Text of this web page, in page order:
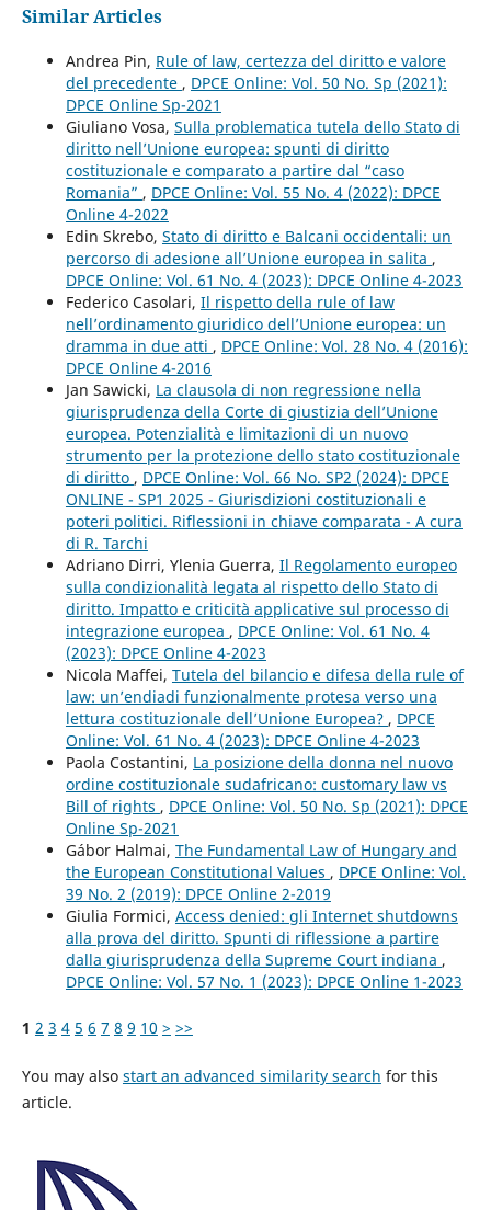
Similar Articles
Andrea Pin, Rule of law, certezza del diritto e valore
del precedente , DPCE Online: Vol. 50 No. Sp (2021):
DPCE Online Sp-2021
Giuliano Vosa, Sulla problematica tutela dello Stato di
diritto nell’Unione europea: spunti di diritto
costituzionale e comparato a partire dal “caso
Romania” , DPCE Online: Vol. 55 No. 4 (2022): DPCE
Online 4-2022
Edin Skrebo, Stato di diritto e Balcani occidentali: un
percorso di adesione all’Unione europea in salita ,
DPCE Online: Vol. 61 No. 4 (2023): DPCE Online 4-2023
Federico Casolari, Il rispetto della rule of law
nell’ordinamento giuridico dell’Unione europea: un
dramma in due atti , DPCE Online: Vol. 28 No. 4 (2016):
DPCE Online 4-2016
Jan Sawicki, La clausola di non regressione nella
giurisprudenza della Corte di giustizia dell’Unione
europea. Potenzialità e limitazioni di un nuovo
strumento per la protezione dello stato costituzionale
di diritto , DPCE Online: Vol. 66 No. SP2 (2024): DPCE
ONLINE - SP1 2025 - Giurisdizioni costituzionali e
poteri politici. Riflessioni in chiave comparata - A cura
di R. Tarchi
Adriano Dirri, Ylenia Guerra, Il Regolamento europeo
sulla condizionalità legata al rispetto dello Stato di
diritto. Impatto e criticità applicative sul processo di
integrazione europea , DPCE Online: Vol. 61 No. 4
(2023): DPCE Online 4-2023
Nicola Maffei, Tutela del bilancio e difesa della rule of
law: un’endiadi funzionalmente protesa verso una
lettura costituzionale dell’Unione Europea? , DPCE
Online: Vol. 61 No. 4 (2023): DPCE Online 4-2023
Paola Costantini, La posizione della donna nel nuovo
ordine costituzionale sudafricano: customary law vs
Bill of rights , DPCE Online: Vol. 50 No. Sp (2021): DPCE
Online Sp-2021
Gábor Halmai, The Fundamental Law of Hungary and
the European Constitutional Values , DPCE Online: Vol.
39 No. 2 (2019): DPCE Online 2-2019
Giulia Formici, Access denied: gli Internet shutdowns
alla prova del diritto. Spunti di riflessione a partire
dalla giurisprudenza della Supreme Court indiana ,
DPCE Online: Vol. 57 No. 1 (2023): DPCE Online 1-2023
1 2 3 4 5 6 7 8 9 10 > >>
You may also start an advanced similarity search for this
article.